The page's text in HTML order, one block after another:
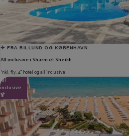
✈️ FRA BILLUND OG KØBENHAVN
All inclusive i Sharm el-Sheikh
Inkl. fly, 4* hotel og all inclusive
All
inclusive
🍹
fra